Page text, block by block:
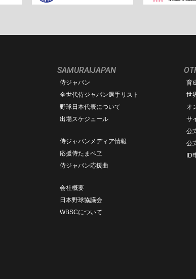
SAMURAIJAPAN
侍ジャパン
全世代侍ジャパン選手リスト
野球日本代表について
出場スケジュール
侍ジャパンメディア情報
応援侍たまベヱ
侍ジャパン応援曲
会社概要
日本野球協議会
WBSCについて
育
世
オ
サ
公
公
ID